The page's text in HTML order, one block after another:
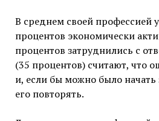
В среднем своей профессией
процентов экономически
процентов затруднились с
(35 процентов) считают, что
и, если бы можно было начать
его повторять.